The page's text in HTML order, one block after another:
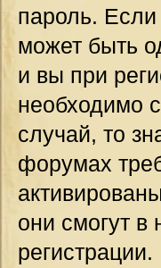
пароль.
может быть
и вы при
необходимо
случай, то
форумах
они смогут